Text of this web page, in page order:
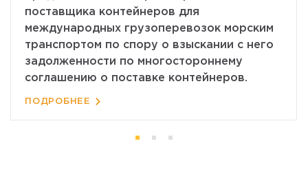
поставщика контейнеров для
международных грузоперевозок морским
транспортом по спору о взыскании с него
задолженности по многостороннему
соглашению о поставке контейнеров.
ПОДРОБНЕЕ